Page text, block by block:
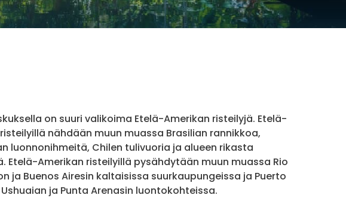
on suuri valikoima Etelä-Amerikan risteilyjä. Etelä-
nähdään muun muassa Brasilian rannikkoa,
luonnonihmeitä, Chilen tulivuoria ja alueen rikasta
Etelä-Amerikan risteilyillä pysähdytään muun muassa Rio
ja Buenos Airesin kaltaisissa suurkaupungeissa ja Puerto
ja Punta Arenasin luontokohteissa.